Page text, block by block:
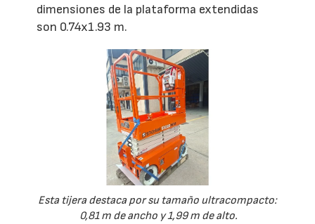
dimensiones de la plataforma extendidas
son 0.74x1.93 m.
Esta tijera destaca por su tamaño ultracompacto:
0,81 m de ancho y 1,99 m de alto.